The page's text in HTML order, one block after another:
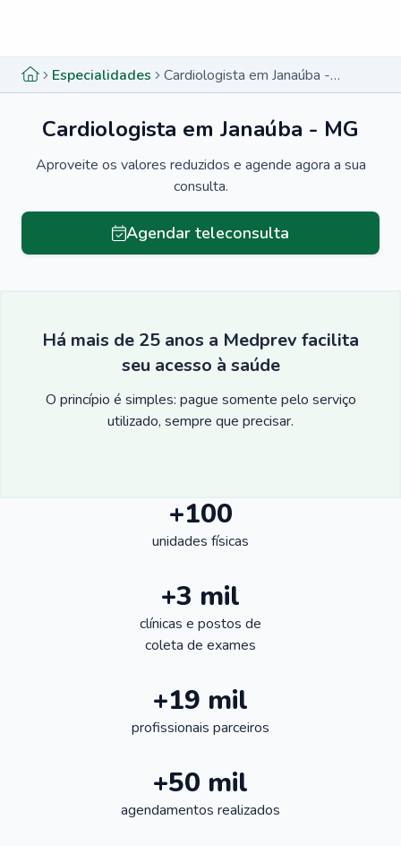
Especialidades Cardiologista em Janaúba - MG
Cardiologista em Janaúba - MG
Aproveite os valores reduzidos e agende agora a sua
consulta.
Agendar teleconsulta
Há mais de 25 anos a Medprev facilita
seu acesso à saúde
O princípio é simples: pague somente pelo serviço
utilizado, sempre que precisar.
+100
unidades físicas
+3 mil
clínicas e postos de
coleta de exames
+19 mil
profissionais parceiros
+50 mil
agendamentos realizados